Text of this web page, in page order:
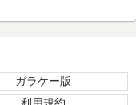
ガラケー版